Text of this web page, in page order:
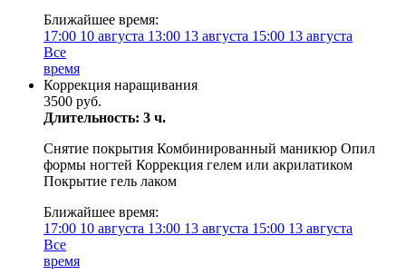
Ближайшее время:
17:00 10 августа 13:00 13 августа 15:00 13 августа
Все
время
Коррекция наращивания
3500 руб.
Длительность: 3 ч.
Снятие покрытия Комбинированный маникюр Опил
формы ногтей Коррекция гелем или акрилатиком
Покрытие гель лаком
Ближайшее время:
17:00 10 августа 13:00 13 августа 15:00 13 августа
Все
время